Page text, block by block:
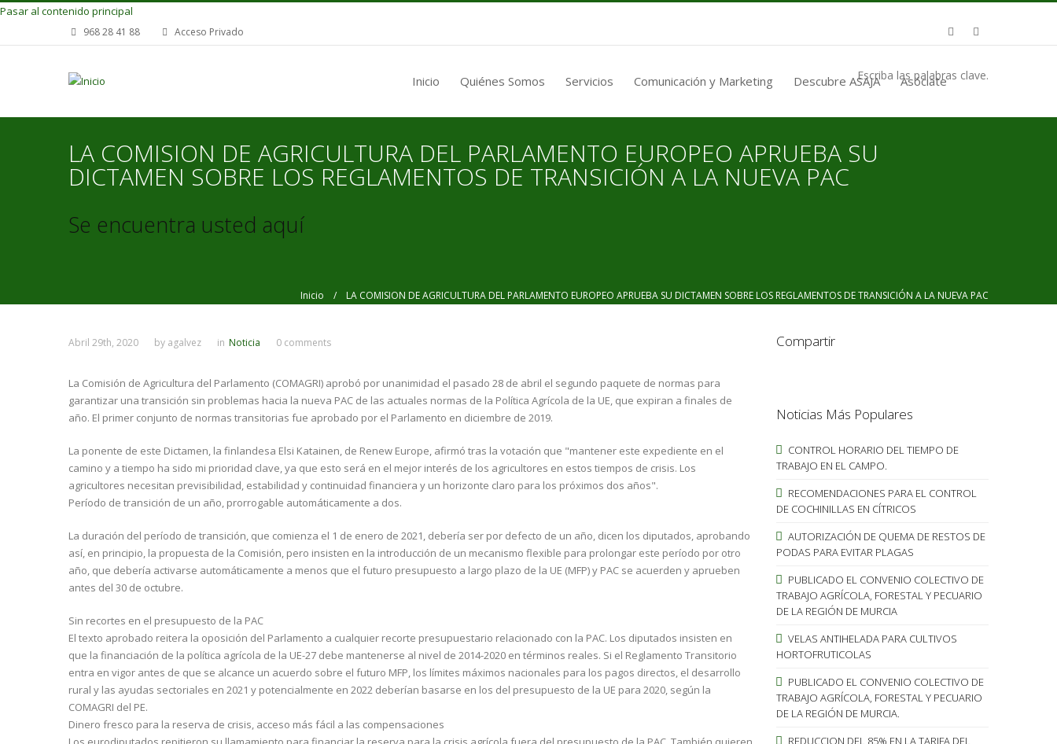
Pasar al contenido principal
968 28 41 88 Acceso Privado
Inicio Quiénes Somos Servicios Comunicación y Marketing Descubre ASAJA Asóciate
Escriba las palabras clave.
LA COMISION DE AGRICULTURA DEL PARLAMENTO EUROPEO APRUEBA SU
DICTAMEN SOBRE LOS REGLAMENTOS DE TRANSICIÓN A LA NUEVA PAC
Se encuentra usted aquí
Inicio / LA COMISION DE AGRICULTURA DEL PARLAMENTO EUROPEO APRUEBA SU DICTAMEN SOBRE LOS REGLAMENTOS DE TRANSICIÓN A LA NUEVA PAC
Abril 29th, 2020 by agalvez in Noticia 0 comments
La Comisión de Agricultura del Parlamento (COMAGRI) aprobó por unanimidad el pasado 28 de abril el segundo paquete de normas para
garantizar una transición sin problemas hacia la nueva PAC de las actuales normas de la Política Agrícola de la UE, que expiran a finales de
año. El primer conjunto de normas transitorias fue aprobado por el Parlamento en diciembre de 2019.
La ponente de este Dictamen, la finlandesa Elsi Katainen, de Renew Europe, afirmó tras la votación que "mantener este expediente en el
camino y a tiempo ha sido mi prioridad clave, ya que esto será en el mejor interés de los agricultores en estos tiempos de crisis. Los
agricultores necesitan previsibilidad, estabilidad y continuidad financiera y un horizonte claro para los próximos dos años".
Período de transición de un año, prorrogable automáticamente a dos.
La duración del período de transición, que comienza el 1 de enero de 2021, debería ser por defecto de un año, dicen los diputados, aprobando
así, en principio, la propuesta de la Comisión, pero insisten en la introducción de un mecanismo flexible para prolongar este período por otro
año, que debería activarse automáticamente a menos que el futuro presupuesto a largo plazo de la UE (MFP) y PAC se acuerden y aprueben
antes del 30 de octubre.
Sin recortes en el presupuesto de la PAC
El texto aprobado reitera la oposición del Parlamento a cualquier recorte presupuestario relacionado con la PAC. Los diputados insisten en
que la financiación de la política agrícola de la UE-27 debe mantenerse al nivel de 2014-2020 en términos reales. Si el Reglamento Transitorio
entra en vigor antes de que se alcance un acuerdo sobre el futuro MFP, los límites máximos nacionales para los pagos directos, el desarrollo
rural y las ayudas sectoriales en 2021 y potencialmente en 2022 deberían basarse en los del presupuesto de la UE para 2020, según la
COMAGRI del PE.
Dinero fresco para la reserva de crisis, acceso más fácil a las compensaciones
Compartir
Noticias Más Populares
CONTROL HORARIO DEL TIEMPO DE
TRABAJO EN EL CAMPO.
RECOMENDACIONES PARA EL CONTROL
DE COCHINILLAS EN CÍTRICOS
AUTORIZACIÓN DE QUEMA DE RESTOS DE
PODAS PARA EVITAR PLAGAS
PUBLICADO EL CONVENIO COLECTIVO DE
TRABAJO AGRÍCOLA, FORESTAL Y PECUARIO
DE LA REGIÓN DE MURCIA
VELAS ANTIHELADA PARA CULTIVOS
HORTOFRUTICOLAS
PUBLICADO EL CONVENIO COLECTIVO DE
TRABAJO AGRÍCOLA, FORESTAL Y PECUARIO
DE LA REGIÓN DE MURCIA.
REDUCCION DEL 85% EN LA TARIFA DEL